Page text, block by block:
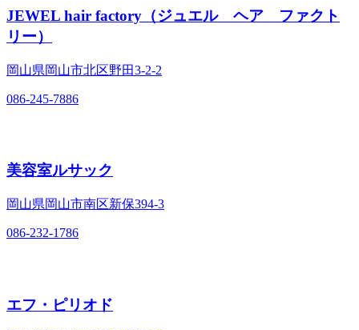
JEWEL hair factory（ジュエル ヘア ファクト
リー）
岡山県岡山市北区野田3‐2‐2
086-245-7886
美容室ルサック
岡山県岡山市南区新保394‐3
086-232-1786
エフ・ピリオド